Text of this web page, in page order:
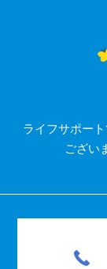
ライフサポー
ござい